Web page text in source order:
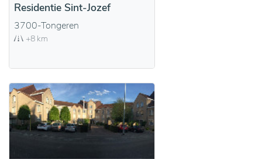
Residentie Sint-Jozef
3700-Tongeren
+8 km